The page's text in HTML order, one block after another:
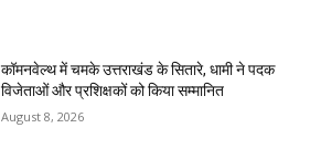
कॉमनवेल्थ में चमके उत्तराखंड के सितारे, धामी ने पदक
विजेताओं और प्रशिक्षकों को किया सम्मानित
August 8, 2026